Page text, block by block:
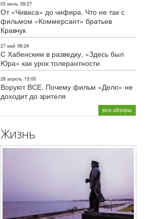
03 июль 09:27
От «Чиваса» до чифира. Что не так с
фильмом «Коммерсант» братьев
Кравчук
27 май 09:24
С Хабенским в разведку. «Здесь был
Юра» как урок толерантности
28 апрель 15:00
Воруют ВСЕ. Почему фильм «Дело» не
доходит до зрителя
все обзоры
Жизнь